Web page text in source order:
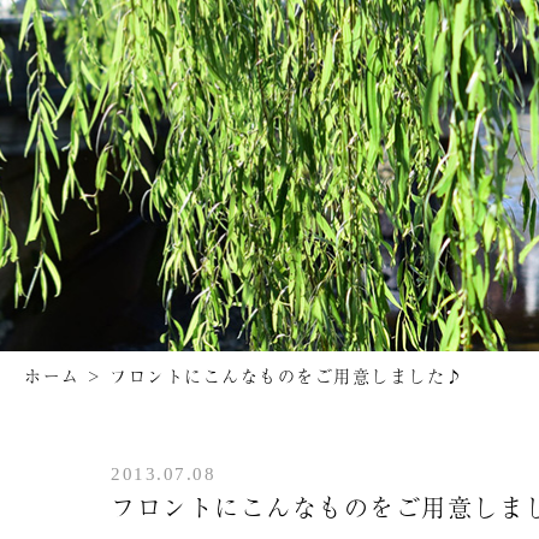
ホーム > フロントにこんなものをご用意しました♪
2013.07.08
フロントにこんなものをご用意し